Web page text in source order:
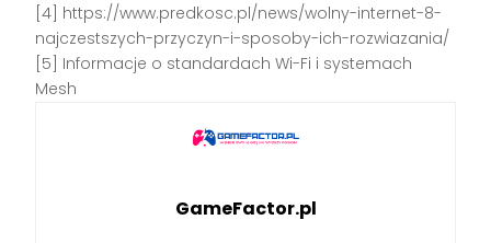
[4] https://www.predkosc.pl/news/wolny-internet-8-
najczestszych-przyczyn-i-sposoby-ich-rozwiazania/
[5] Informacje o standardach Wi-Fi i systemach
Mesh
GameFactor.pl